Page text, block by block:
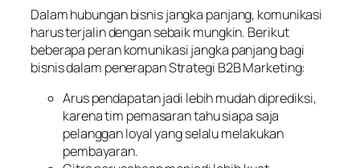
Dalam hubungan bisnis jangka panjang, komunikasi
harus terjalin dengan sebaik mungkin. Berikut
beberapa peran komunikasi jangka panjang bagi
bisnis dalam penerapan Strategi B2B Marketing:
Arus pendapatan jadi lebih mudah diprediksi,
karena tim pemasaran tahu siapa saja
pelanggan loyal yang selalu melakukan
pembayaran.